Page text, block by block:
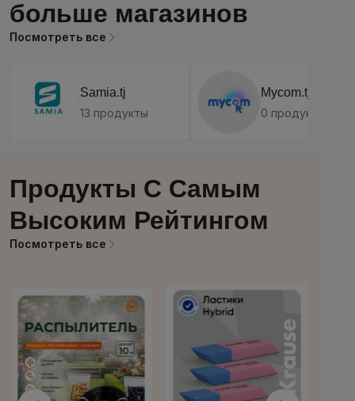
больше магазинов
Посмотреть все
Samia.tj
13 продукты
Mycom.tj
0 продукты
Продукты С Самым
Высоким Рейтингом
Посмотреть все